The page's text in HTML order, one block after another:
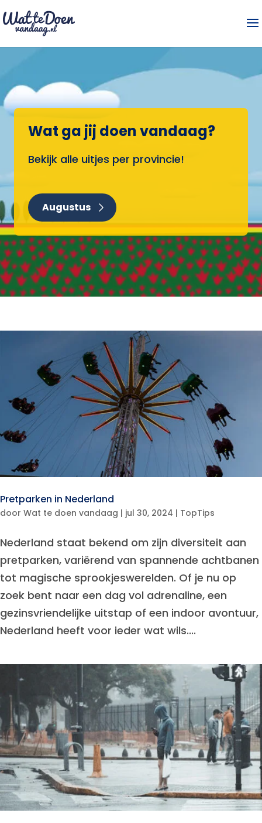
Wat ga jij doen vandaag?
Bekijk alle uitjes per provincie!
Augustus
Pretparken in Nederland
door Wat te doen vandaag | jul 30, 2024 | TopTips
Nederland staat bekend om zijn diversiteit aan
pretparken, variërend van spannende achtbanen
tot magische sprookjeswerelden. Of je nu op
zoek bent naar een dag vol adrenaline, een
gezinsvriendelijke uitstap of een indoor avontuur,
Nederland heeft voor ieder wat wils....